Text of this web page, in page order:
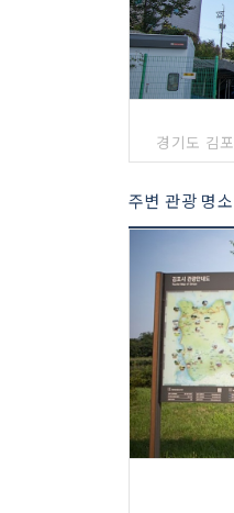
경기도 김
주변 관광 명소